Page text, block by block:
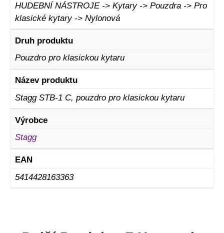
HUDEBNÍ NÁSTROJE -> Kytary -> Pouzdra -> Pro
klasické kytary -> Nylonová
Druh produktu
Pouzdro pro klasickou kytaru
Název produktu
Stagg STB-1 C, pouzdro pro klasickou kytaru
Výrobce
Stagg
EAN
5414428163363